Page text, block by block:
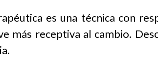
es una técnica con
más receptiva al cambio.